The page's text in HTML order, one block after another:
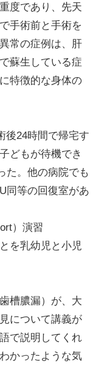
度であり、先天
手術前と手術を
常の症例は、肝
蘇生している症
特徴的な身体の
24時間で帰宅す
どもが待機でき
た。他の病院でも
同等の回復室があ
）演習
を乳幼児と小児
槽膿漏）が、大
について講義が
で説明してくれ
かったような気